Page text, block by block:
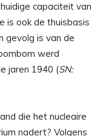
capaciteit van
is ook de thuisbasis
gevolg is van de
werd
jaren 1940 (SN:
die het nucleaire
nadert? Volgens